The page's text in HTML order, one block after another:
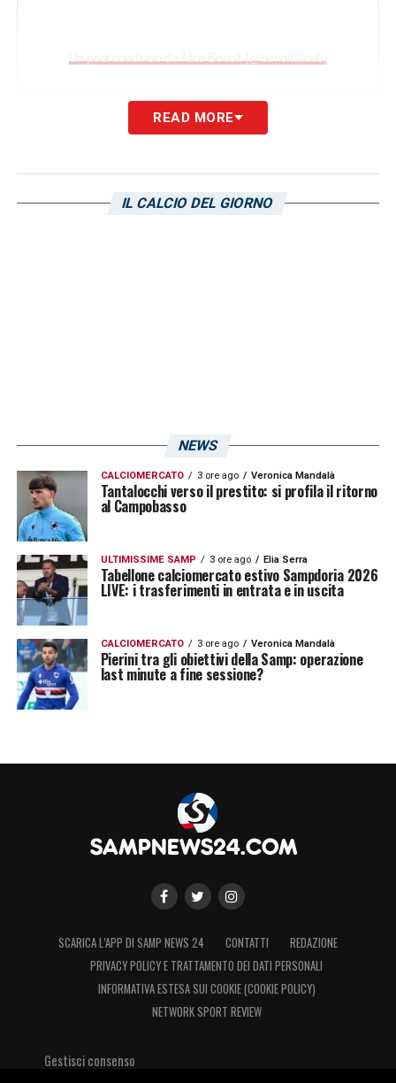
Un post condiviso da Alice Benoit (@benoitalice6)
LA PLAYLIST DELLE NOSTRE TOP NEWS
READ MORE
IL CALCIO DEL GIORNO
NEWS
CALCIOMERCATO 3 ore ago Veronica Mandalà
Tantalocchi verso il prestito: si profila il ritorno
al Campobasso
ULTIMISSIME SAMP 3 ore ago Elia Serra
Tabellone calciomercato estivo Sampdoria 2026
LIVE: i trasferimenti in entrata e in uscita
CALCIOMERCATO 3 ore ago Veronica Mandalà
Pierini tra gli obiettivi della Samp: operazione
last minute a fine sessione?
SCARICA L’APP DI SAMP NEWS 24 CONTATTI
REDAZIONE
PRIVACY POLICY E TRATTAMENTO DEI DATI PERSONALI
INFORMATIVA ESTESA SUI COOKIE (COOKIE POLICY)
NETWORK SPORT REVIEW
Gestisci consenso